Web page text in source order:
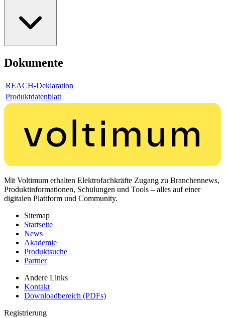
Dokumente
REACH-Deklaration
Produktdatenblatt
Mit Voltimum erhalten Elektrofachkräfte Zugang zu Branchennews,
Produktinformationen, Schulungen und Tools – alles auf einer
digitalen Plattform und Community.
Sitemap
Startseite
News
Akademie
Produktsuche
Partner
Andere Links
Kontakt
Downloadbereich (PDFs)
Registrierung